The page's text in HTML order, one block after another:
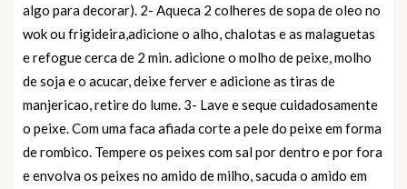
algo para decorar). 2- Aqueca 2 colheres de sopa de oleo no
wok ou frigideira,adicione o alho, chalotas e as malaguetas
e refogue cerca de 2 min. adicione o molho de peixe, molho
de soja e o acucar, deixe ferver e adicione as tiras de
manjericao, retire do lume. 3- Lave e seque cuidadosamente
o peixe. Com uma faca afiada corte a pele do peixe em forma
de rombico. Tempere os peixes com sal por dentro e por fora
e envolva os peixes no amido de milho, sacuda o amido em